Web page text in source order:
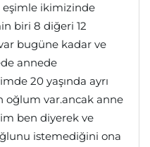
ikimizinde
biri 8 diğeri 12
bugüne kadar ve
annede
20 yaşında ayrı
oğlum var.ancak anne
ben diyerek ve
istemediğini ona